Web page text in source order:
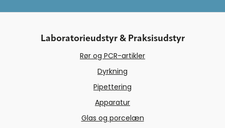
Laboratorieudstyr & Praksisudstyr
Rør og PCR-artikler
Dyrkning
Pipettering
Apparatur
Glas og porcelæn